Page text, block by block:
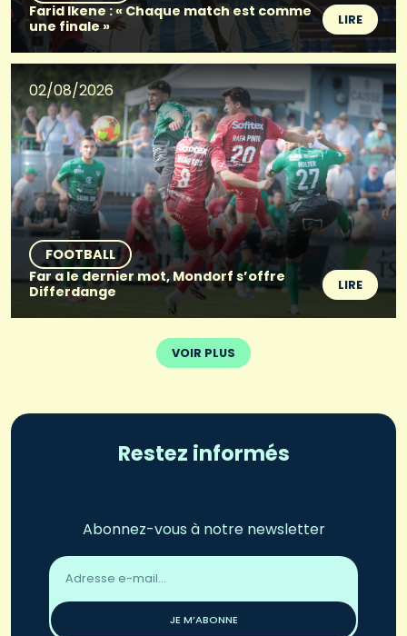
Farid Ikene : « Chaque match est comme
une finale »
LIRE
02/08/2026
FOOTBALL
Far a le dernier mot, Mondorf s’offre
Differdange
LIRE
VOIR PLUS
Restez informés
Abonnez-vous à notre newsletter
Adresse
email
JE M’ABONNE